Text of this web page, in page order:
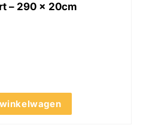
– 290 x 20cm
wandpanelen - Klassiek